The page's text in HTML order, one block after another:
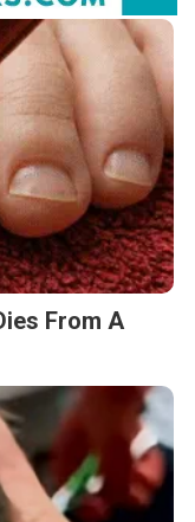
From A